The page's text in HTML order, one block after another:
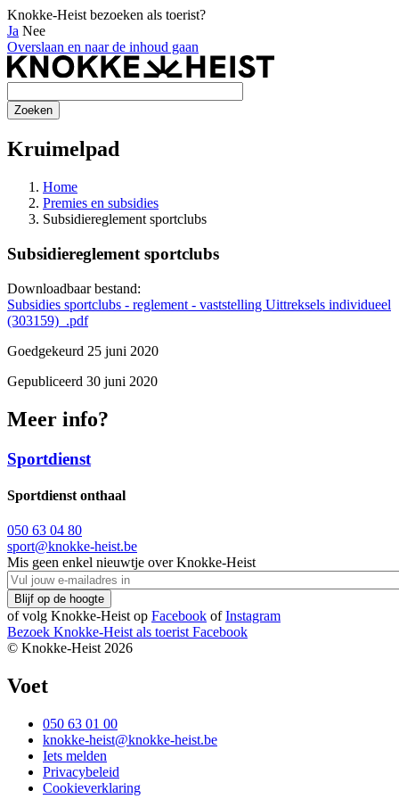
Knokke-Heist bezoeken als toerist?
Ja Nee
Overslaan en naar de inhoud gaan
Kruimelpad
Home
Premies en subsidies
Subsidiereglement sportclubs
Subsidiereglement sportclubs
Downloadbaar bestand:
Subsidies sportclubs - reglement - vaststelling Uittreksels individueel
(303159)_.pdf
Goedgekeurd 25 juni 2020
Gepubliceerd 30 juni 2020
Meer info?
Sportdienst
Sportdienst onthaal
050 63 04 80
sport@knokke-heist.be
Mis geen enkel nieuwtje over Knokke-Heist
of volg Knokke-Heist op Facebook ofInstagram
Bezoek Knokke-Heist als toerist Facebook
© Knokke-Heist 2026
Voet
050 63 01 00
knokke-heist@knokke-heist.be
Iets melden
Privacybeleid
Cookieverklaring